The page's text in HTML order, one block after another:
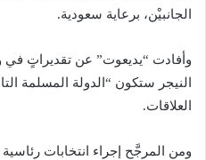
الجانبيْن، برعاية سعودية.
وأفادت “يديعوت” عن تقديراتٍ في
النيجر ستكون “الدولة المسلمة
العلاقات.
ومن المرجَّح إجراء انتخابات رئاسية